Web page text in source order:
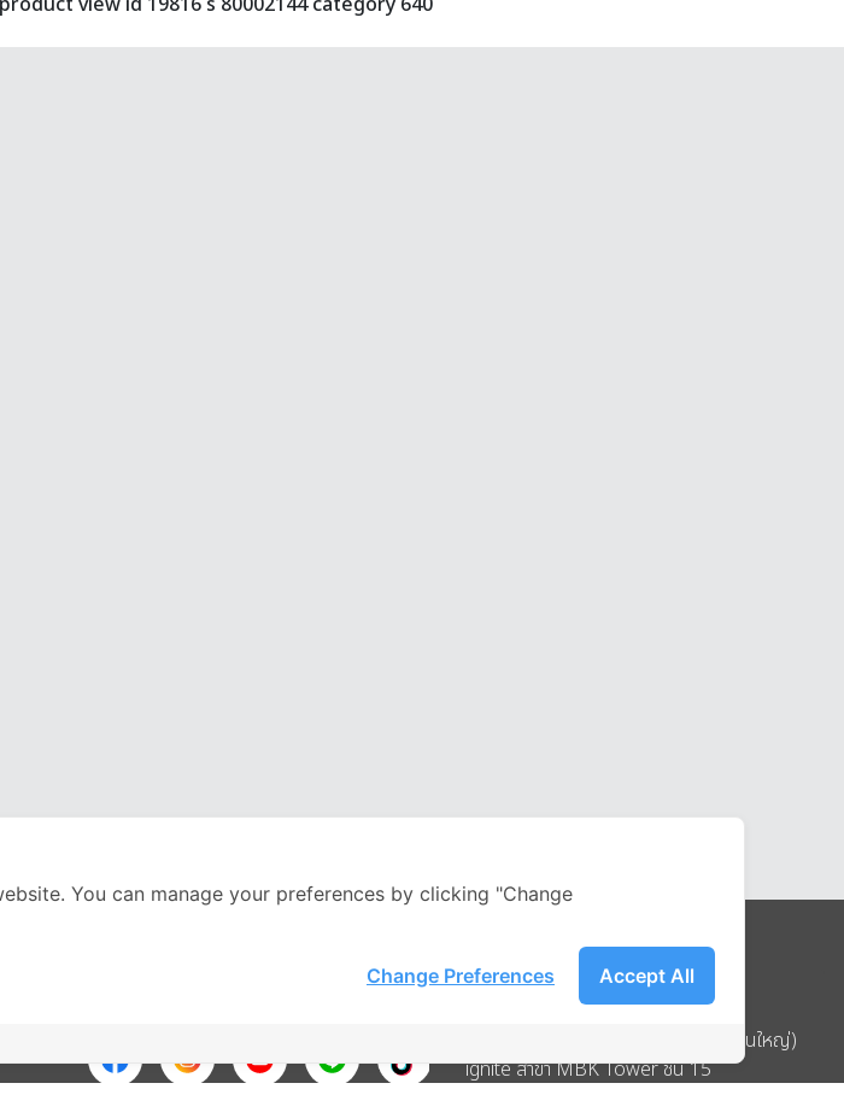
Address
บริษัท อิกไนท์ เอ สตาร์ จำกัด (สำนักงานใหญ่)
ignite สาขา MBK Tower ชั้น 15
You can manage your preferences by clicking "Change
Accept All
Change Preferences